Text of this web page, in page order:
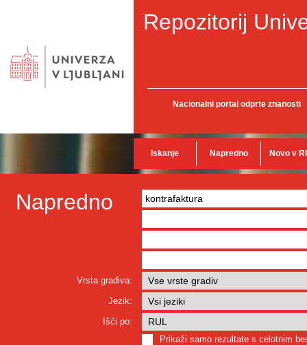
Repozitorij
Nacionalni portal odprte znanosti
Iskanje Napredno Novo v
Napredno
Vrsta gradiva:
Jezik:
Išči po:
Prikaži samo rezultate s celotnim